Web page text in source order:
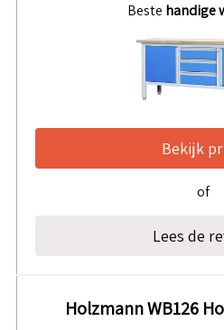
Beste handige
Bekijk
of
Lees de
Holzmann WB126